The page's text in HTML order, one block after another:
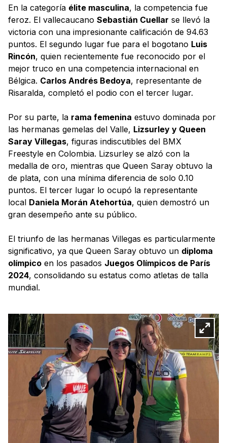
En la categoría élite masculina, la competencia fue
feroz. El vallecaucano Sebastián Cuellar se llevó la
victoria con una impresionante calificación de 94.63
puntos. El segundo lugar fue para el bogotano Luis
Rincón, quien recientemente fue reconocido por el
mejor truco en una competencia internacional en
Bélgica. Carlos Andrés Bedoya, representante de
Risaralda, completó el podio con el tercer lugar.
Por su parte, la rama femenina estuvo dominada por
las hermanas gemelas del Valle, Lizsurley y Queen
Saray Villegas, figuras indiscutibles del BMX
Freestyle en Colombia. Lizsurley se alzó con la
medalla de oro, mientras que Queen Saray obtuvo la
de plata, con una mínima diferencia de solo 0.10
puntos. El tercer lugar lo ocupó la representante
local Daniela Morán Atehortúa, quien demostró un
gran desempeño ante su público.
El triunfo de las hermanas Villegas es particularmente
significativo, ya que Queen Saray obtuvo un diploma
olímpico en los pasados Juegos Olímpicos de París
2024, consolidando su estatus como atletas de talla
mundial.